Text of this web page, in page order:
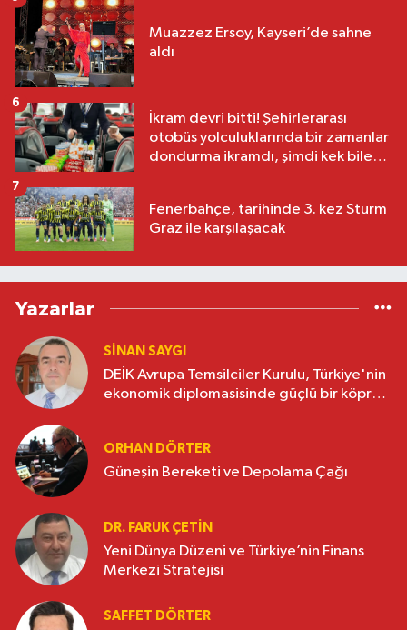
Muazzez Ersoy, Kayseri’de sahne
aldı
İkram devri bitti! Şehirlerarası
otobüs yolculuklarında bir zamanlar
dondurma ikramdı, şimdi kek bile
6
Fenerbahçe, tarihinde 3. kez Sturm
Graz ile karşılaşacak
7
Yazarlar
SINAN SAYGI
DEİK Avrupa Temsilciler Kurulu, Türkiye'nin
ekonomik diplomasisinde güçlü bir köprü
ORHAN DÖRTER
Güneşin Bereketi ve Depolama Çağı
DR. FARUK ÇETİN
Yeni Dünya Düzeni ve Türkiye’nin Finans
Merkezi Stratejisi
SAFFET DÖRTER